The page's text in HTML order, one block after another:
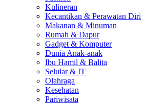
Kulineran
Kecantikan & Perawatan Diri
Makanan & Minuman
Rumah & Dapur
Gadget & Komputer
Dunia Anak-anak
Ibu Hamil & Balita
Selular & IT
Olahraga
Kesehatan
Pariwisata